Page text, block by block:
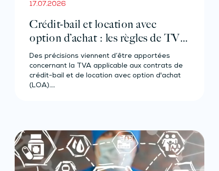
17.07.2026
Crédit-bail et location avec
option d’achat : les règles de TVA
sont précisées
Des précisions viennent d’être apportées
concernant la TVA applicable aux contrats de
crédit-bail et de location avec option d'achat
(LOA).…